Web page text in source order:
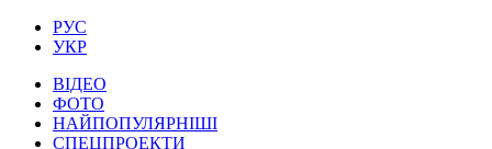
РУС
УКР
ВІДЕО
ФОТО
НАЙПОПУЛЯРНІШІ
СПЕЦПРОЕКТИ